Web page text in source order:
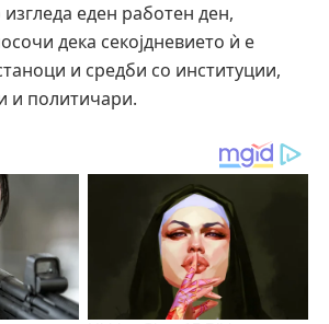
еден работен ден,
дека секојдневието ѝ е
и средби со институции,
и политичари.